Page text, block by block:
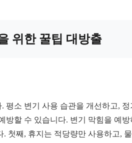
위한 꿀팁 대방출
평소 변기 사용 습관을 개선하고, 정
방할 수 있습니다. 변기 막힘을 예방
첫째, 휴지는 적당량만 사용하고,